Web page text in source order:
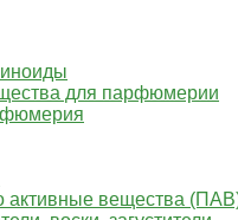
для парфюмерии
активные вещества